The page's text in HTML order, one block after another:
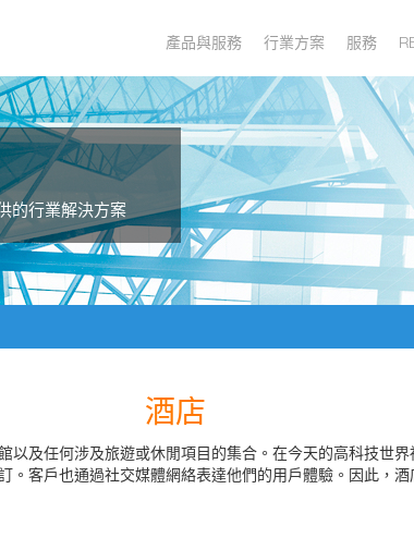
產品與服務 行業方案 服務
的行業解決方案
酒店
及任何涉及旅遊或休閒項目的集合。在今天的高科技世
。客戶也通過社交媒體網絡表達他們的用戶體驗。因此，